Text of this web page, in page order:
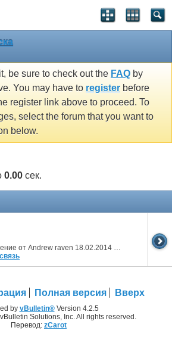
be sure to check out the FAQ by
You may have to register before
register link above to proceed. To
select the forum that you want to
below.
0.00 сек.
Полная версия Вверх
by vBulletin®Version 4.2.5
Solutions, Inc. All rights reserved.
Перевод: zCarot